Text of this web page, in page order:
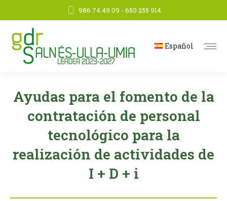
986 74 49 09 - 650 255 914
Español
Ayudas para el fomento de la
contratación de personal
tecnológico para la
realización de actividades de
I + D + i